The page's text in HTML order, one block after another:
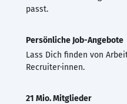
passt.
Persönliche Job-Angebote
Lass Dich finden von
Recruiter·innen.
21 Mio. Mitglieder